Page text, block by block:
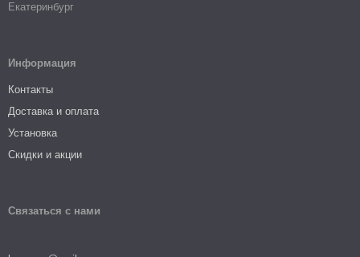
Екатеринбург
Информация
Контакты
Доставка и оплата
Установка
Скидки и акции
Связаться с нами